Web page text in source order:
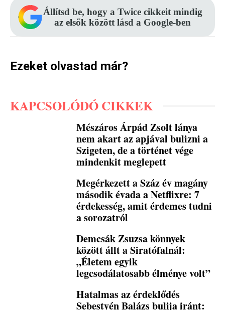
Állítsd be, hogy a Twice cikkeit mindig
az elsők között lásd a Google-ben
Ezeket olvastad már?
KAPCSOLÓDÓ CIKKEK
Mészáros Árpád Zsolt lánya
nem akart az apjával bulizni a
Szigeten, de a történet vége
mindenkit meglepett
Megérkezett a Száz év magány
második évada a Netflixre: 7
érdekesség, amit érdemes tudni
a sorozatról
Demcsák Zsuzsa könnyek
között állt a Siratófalnál:
„Életem egyik
legcsodálatosabb élménye volt”
Hatalmas az érdeklődés
Sebestyén Balázs bulija iránt: